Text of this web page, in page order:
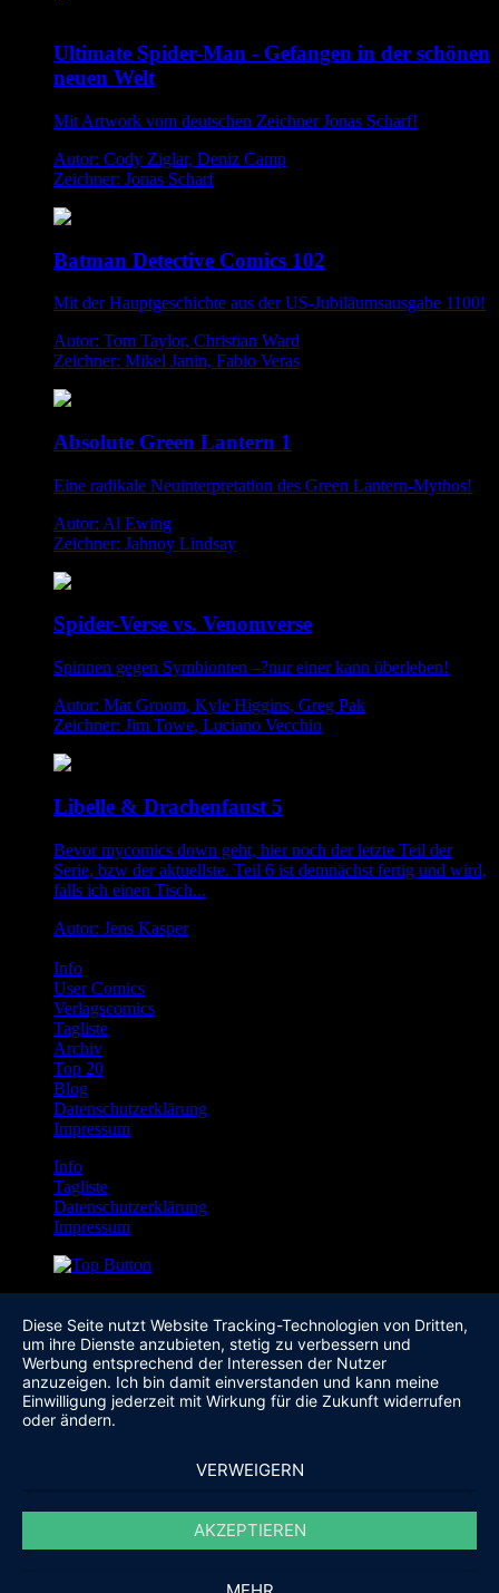
Ultimate Spider-Man - Gefangen in der schönen
neuen Welt
Mit Artwork vom deutschen Zeichner Jonas Scharf!
Autor: Cody Ziglar, Deniz Camp
Zeichner: Jonas Scharf
Batman Detective Comics 102
Mit der Hauptgeschichte aus der US-Jubiläumsausgabe 1100!
Autor: Tom Taylor, Christian Ward
Zeichner: Mikel Janin, Fabio Veras
Absolute Green Lantern 1
Eine radikale Neuinterpretation des Green Lantern-Mythos!
Autor: Al Ewing
Zeichner: Jahnoy Lindsay
Spider-Verse vs. Venomverse
Spinnen gegen Symbionten –?nur einer kann überleben!
Autor: Mat Groom, Kyle Higgins, Greg Pak
Zeichner: Jim Towe, Luciano Vecchio
Libelle & Drachenfaust 5
Bevor mycomics down geht, hier noch der letzte Teil der
Serie, bzw der aktuellste. Teil 6 ist demnächst fertig und wird,
falls ich einen Tisch...
Autor: Jens Kasper
Info
User Comics
Verlagscomics
Tagliste
Archiv
Top 20
Blog
Datenschutzerklärung
Impressum
Info
Tagliste
Datenschutzerklärung
Impressum
Diese Seite nutzt Website Tracking-Technologien von Dritten,
um ihre Dienste anzubieten, stetig zu verbessern und
Werbung entsprechend der Interessen der Nutzer
anzuzeigen. Ich bin damit einverstanden und kann meine
Einwilligung jederzeit mit Wirkung für die Zukunft widerrufen
oder ändern.
VERWEIGERN
AKZEPTIEREN